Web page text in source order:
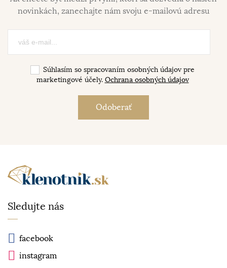
novinkách, zanechajte nám svoju e-mailovú adresu
Súhlasím so spracovaním osobných údajov pre
marketingové účely. Ochrana osobných údajov
Sledujte nás
facebook
instagram